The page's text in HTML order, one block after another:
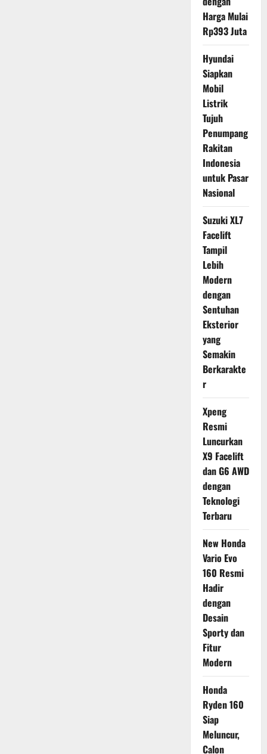
Harga Mulai
Rp393 Juta
Hyundai
Siapkan
Mobil
Listrik
Tujuh
Penumpang
Rakitan
Indonesia
untuk Pasar
Nasional
Suzuki XL7
Facelift
Tampil
Lebih
Modern
dengan
Sentuhan
Eksterior
yang
Semakin
Berkarakte
r
Xpeng
Resmi
Luncurkan
X9 Facelift
dan G6 AWD
dengan
Teknologi
Terbaru
New Honda
Vario Evo
160 Resmi
Hadir
dengan
Desain
Sporty dan
Fitur
Modern
Honda
Ryden 160
Siap
Meluncur,
Calon